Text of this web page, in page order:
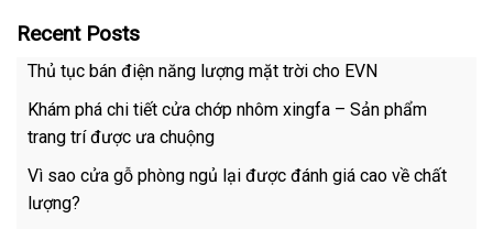
Recent Posts
Thủ tục bán điện năng lượng mặt trời cho EVN
Khám phá chi tiết cửa chớp nhôm xingfa – Sản phẩm
trang trí được ưa chuộng
Vì sao cửa gỗ phòng ngủ lại được đánh giá cao về chất
lượng?